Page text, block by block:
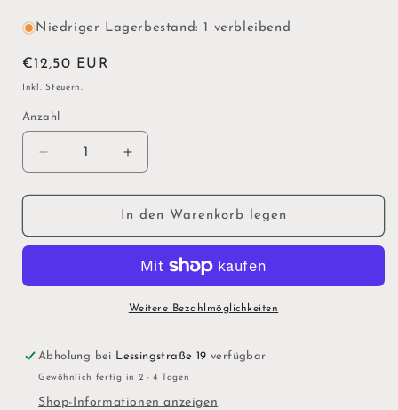
Niedriger Lagerbestand: 1 verbleibend
Normaler
Preis
€12,50 EUR
Inkl. Steuern.
Anzahl
Verringere
die
Menge
GRIMM&#39;S
&quot;Osterset
BATIK
Erhöhe
die
Menge
für
GRIMM&#39;S
Steckfiguren
&quot;Osterset
BATIK
grün&quot;
In den Warenkorb legen
Weitere Bezahlmöglichkeiten
Abholung bei Lessingstraße 19 verfügbar
Gewöhnlich fertig in 2 - 4 Tagen
Shop-Informationen anzeigen